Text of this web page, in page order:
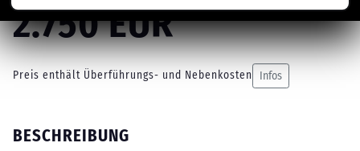
2.750 EUR
Preis enthält Überführungs- und Nebenkosten Infos
BESCHREIBUNG